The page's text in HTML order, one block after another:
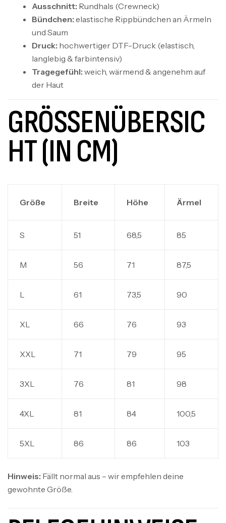
Ausschnitt: Rundhals (Crewneck)
Bündchen: elastische Rippbündchen an Ärmeln
und Saum
Druck: hochwertiger DTF-Druck (elastisch,
langlebig & farbintensiv)
Tragegefühl: weich, wärmend & angenehm auf
der Haut
GRÖSSENÜBERSICH
T (IN CM)
Größe Breite Höhe Ärmel
S 51 68,5 85
M 56 71 87,5
L 61 73,5 90
XL 66 76 93
XXL 71 79 95
3XL 76 81 98
4XL 81 84 100,5
5XL 86 86 103
Hinweis: Fällt normal aus – wir empfehlen deine
gewohnte Größe.